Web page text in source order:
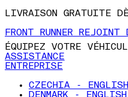
LIVRAISON GRATUITE
FRONT RUNNER REJOINT
ÉQUIPEZ VOTRE
ASSISTANCE
ENTREPRISE
CZECHIA - ENGLISH